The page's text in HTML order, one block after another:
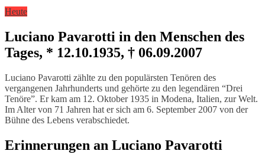
Heute
Luciano Pavarotti in den Menschen des
Tages, * 12.10.1935, † 06.09.2007
Luciano Pavarotti zählte zu den populärsten Tenören des
vergangenen Jahrhunderts und gehörte zu den legendären “Drei
Tenöre”. Er kam am 12. Oktober 1935 in Modena, Italien, zur Welt.
Im Alter von 71 Jahren hat er sich am 6. September 2007 von der
Bühne des Lebens verabschiedet.
Erinnerungen an Luciano Pavarotti